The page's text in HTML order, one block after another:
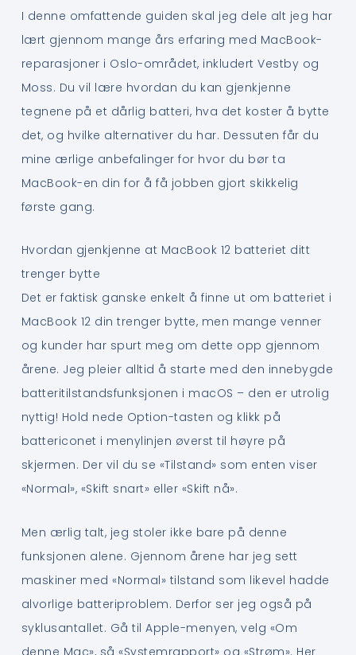
I denne omfattende guiden skal jeg dele alt jeg har
lært gjennom mange års erfaring med MacBook-
reparasjoner i Oslo-området, inkludert Vestby og
Moss. Du vil lære hvordan du kan gjenkjenne
tegnene på et dårlig batteri, hva det koster å bytte
det, og hvilke alternativer du har. Dessuten får du
mine ærlige anbefalinger for hvor du bør ta
MacBook-en din for å få jobben gjort skikkelig
første gang.
Hvordan gjenkjenne at MacBook 12 batteriet ditt
trenger bytte
Det er faktisk ganske enkelt å finne ut om batteriet i
MacBook 12 din trenger bytte, men mange venner
og kunder har spurt meg om dette opp gjennom
årene. Jeg pleier alltid å starte med den innebygde
batteritilstandsfunksjonen i macOS – den er utrolig
nyttig! Hold nede Option-tasten og klikk på
battericonet i menylinjen øverst til høyre på
skjermen. Der vil du se «Tilstand» som enten viser
«Normal», «Skift snart» eller «Skift nå».
Men ærlig talt, jeg stoler ikke bare på denne
funksjonen alene. Gjennom årene har jeg sett
maskiner med «Normal» tilstand som likevel hadde
alvorlige batteriproblem. Derfor ser jeg også på
syklusantallet. Gå til Apple-menyen, velg «Om
denne Mac», så «Systemrapport» og «Strøm». Her